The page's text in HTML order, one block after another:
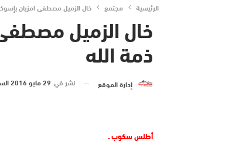
الرئيسية مجتمع خال الزميل مصطفى امزيان
خال الزميل
ذمة الله
إدارة الموقع نشر في 29 مايو 2016 الساعة 12 و 40 دقيقة
أطلس سكوب ـ